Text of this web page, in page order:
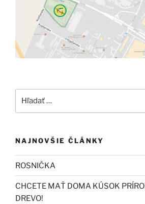
NAJNOVŠIE ČLÁNKY
ROSNIČKA
CHCETE MAŤ DOMA KÚSOK
DREVO!